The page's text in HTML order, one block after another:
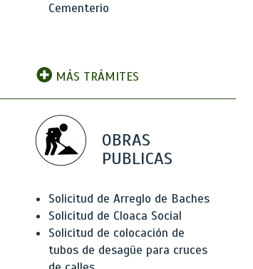
Cementerio
MÁS TRÁMITES
OBRAS
PUBLICAS
Solicitud de Arreglo de Baches
Solicitud de Cloaca Social
Solicitud de colocación de
tubos de desagüe para cruces